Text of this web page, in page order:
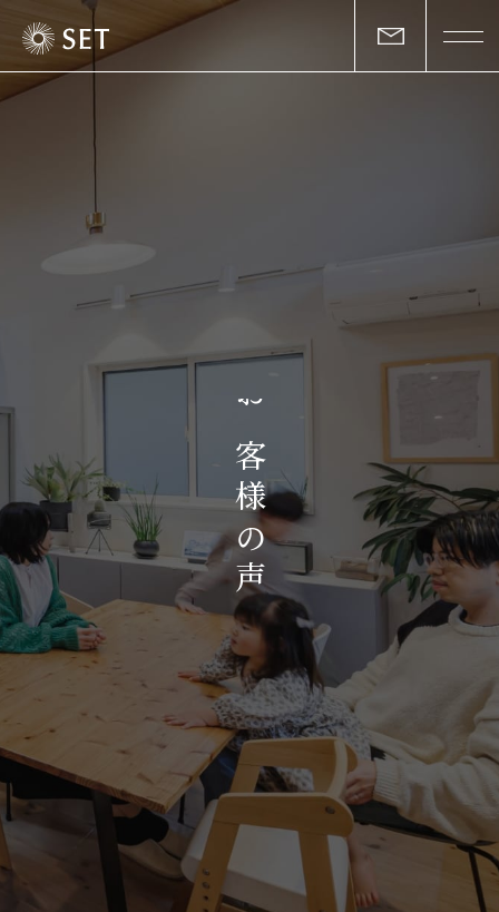
お
客
様
の
声
物件一覧
お客様の声
お知らせ・イベント
会社概要・アクセス
スタッフ紹介
プライバシーポリシー
賃貸管理サイトはこちら